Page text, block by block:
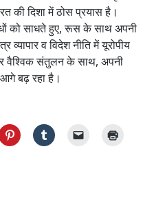
की दिशा में ठोस प्रयास है।
को साधते हुए, रूस के साथ अपनी
व्यापार व विदेश नीति में यूरोपीय
वैश्विक संतुलन के साथ, अपनी
बढ़ रहा है।